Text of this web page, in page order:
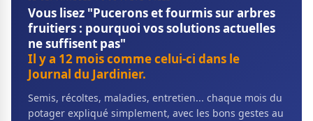
Vous lisez "Pucerons et fourmis sur arbres
fruitiers : pourquoi vos solutions actuelles
ne suffisent pas"
Il y a 12 mois comme celui-ci dans le
Journal du Jardinier.
Semis, récoltes, maladies, entretien... chaque mois du
potager expliqué simplement, avec les bons gestes au